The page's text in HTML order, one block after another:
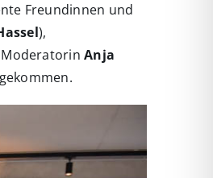
Freundinnen und
),
ModeratorinAnja